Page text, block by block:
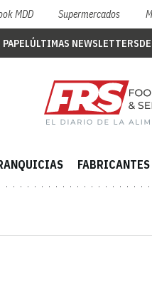
MDD Supermercados
ÚLTIMAS NEWSLETTERS
FABRICANTES